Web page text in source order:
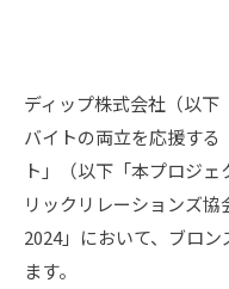
ディップ株式会社（以
バイトの両立を応援す
ト」（以下「本プロジ
リックリレーションズ
2024」において、ブロ
ます。